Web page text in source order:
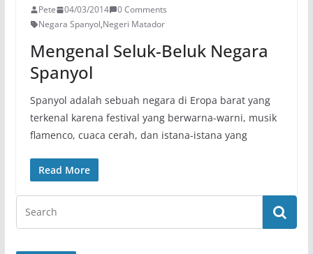
Pete 04/03/2014
0 Comments
Negara Spanyol,Negeri Matador
Mengenal Seluk-Beluk Negara
Spanyol
Spanyol adalah sebuah negara di Eropa barat yang
terkenal karena festival yang berwarna-warni, musik
flamenco, cuaca cerah, dan istana-istana yang
Read More